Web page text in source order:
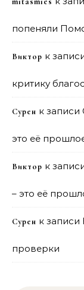
попеняли
Виктор к
критику
Сурен к записи
это её
Виктор к
– это её
Сурен к записи
проверки